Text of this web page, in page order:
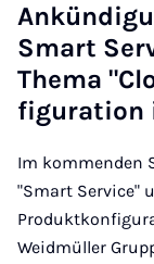
Smart
Thema
fig­ur­a­tion
Im kommenden
"Smart Service"
Weidmüller